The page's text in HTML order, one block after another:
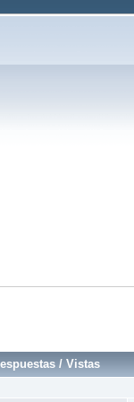
/ Vistas